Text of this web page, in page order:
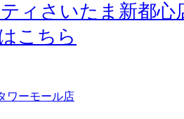
ィさいたま新都心
こちら
ワーモール店